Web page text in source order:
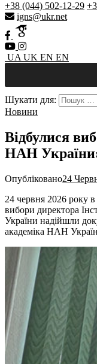
+38 (044) 502-12-29
igns@ukr.net
UA UK EN EN
Шукати для:
Новини
Відбулися
НАН
Опубліковано24
24 червня 2026 року
вибори директора
України надійшли
академіка НАН